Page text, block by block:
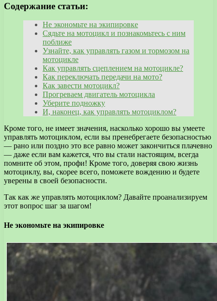
Содержание статьи:
Не экономьте на экипировке
Сядьте на мотоцикл и познакомьтесь с ним
поближе
Узнайте, как управлять газом и тормозом на
мотоцикле
Как управлять сцеплением на мотоцикле?
Как переключать передачи на мото?
Как завести мотоцикл?
Прогреваем двигатель мотоцикла
Уберите подножку
И, наконец, как управлять мотоциклом?
Кроме того, не имеет значения, насколько хорошо вы умеете
управлять мотоциклом, если вы пренебрегаете безопасностью
— рано или поздно это все равно может закончиться плачевно
— даже если вам кажется, что вы стали настоящим, всегда
помните об этом, профи! Кроме того, доверяя свою жизнь
мотоциклу, вы, скорее всего, поможете вождению и будете
уверены в своей безопасности.
Так как же управлять мотоциклом? Давайте проанализируем
этот вопрос шаг за шагом!
Не экономьте на экипировке